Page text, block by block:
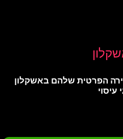
הפרטית שלהם באשקלון
עיסוי